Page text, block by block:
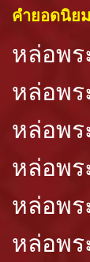
คำยอดนิยม
หล่อพร
หล่อพร
หล่อพ
หล่อพร
หล่อพร
หล่อพร